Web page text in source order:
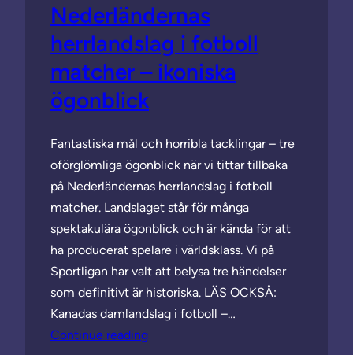
Nederländernas
herrlandslag i fotboll
matcher – ikoniska
ögonblick
Fantastiska mål och horribla tacklingar – tre
oförglömliga ögonblick när vi tittar tillbaka
på Nederländernas herrlandslag i fotboll
matcher. Landslaget står för många
spektakulära ögonblick och är kända för att
ha producerat spelare i världsklass. Vi på
Sportligan har valt att belysa tre händelser
som definitivt är historiska. LÄS OCKSÅ:
Kanadas damlandslag i fotboll –…
Continue reading